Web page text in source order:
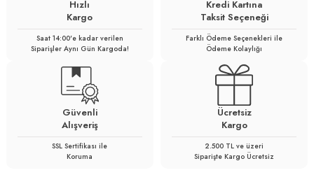
Hızlı
Kargo
Saat 14:00'e kadar verilen
Siparişler Aynı Gün Kargoda!
Kredi Kartına
Taksit Seçeneği
Farklı Ödeme Seçenekleri ile
Ödeme Kolaylığı
Güvenli
Alışveriş
SSL Sertifikası ile
Koruma
Ücretsiz
Kargo
2.500 TL ve üzeri
Siparişte Kargo Ücretsiz